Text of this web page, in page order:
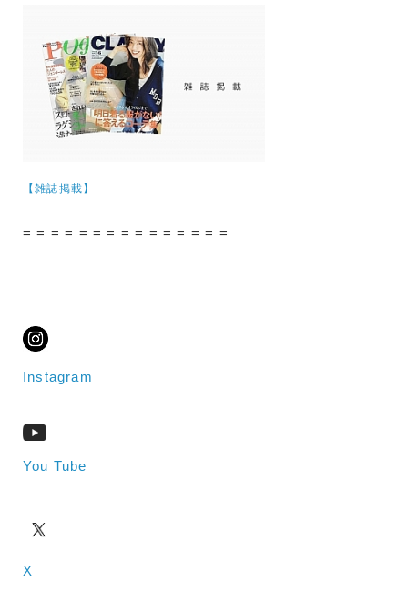
【雑誌掲載】
= = = = = = = = = = = = = = =
Instagram
You Tube
X